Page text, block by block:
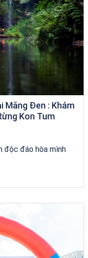
Măng Đen : Khám
Kon Tum
độc đáo hòa mình